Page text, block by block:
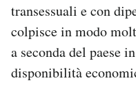
transessuali e con
colpisce in modo
a seconda del paese
disponibilità